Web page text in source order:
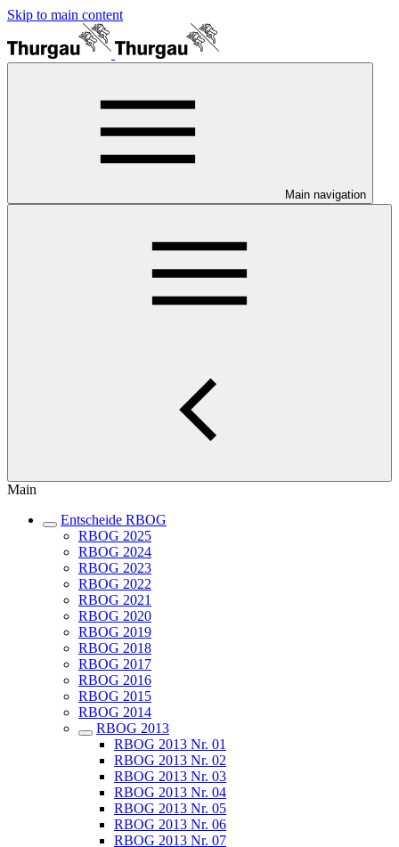
Skip to main content
Main navigation
Main
Entscheide RBOG
RBOG 2025
RBOG 2024
RBOG 2023
RBOG 2022
RBOG 2021
RBOG 2020
RBOG 2019
RBOG 2018
RBOG 2017
RBOG 2016
RBOG 2015
RBOG 2014
RBOG 2013
RBOG 2013 Nr. 01
RBOG 2013 Nr. 02
RBOG 2013 Nr. 03
RBOG 2013 Nr. 04
RBOG 2013 Nr. 05
RBOG 2013 Nr. 06
RBOG 2013 Nr. 07